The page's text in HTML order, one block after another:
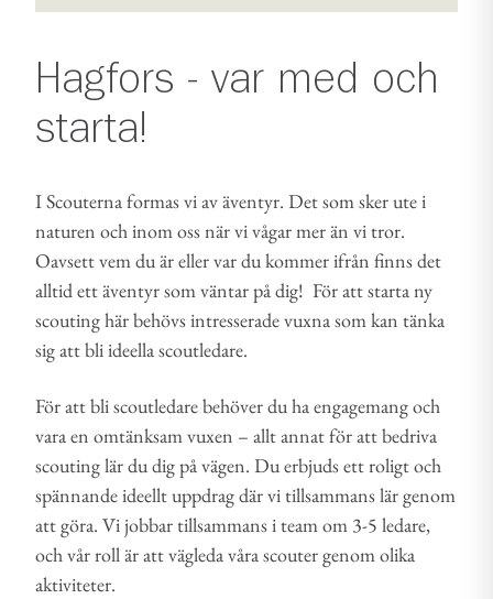
Hagfors - var med och
starta!
I Scouterna formas vi av äventyr. Det som sker ute i
naturen och inom oss när vi vågar mer än vi tror.
Oavsett vem du är eller var du kommer ifrån finns det
alltid ett äventyr som väntar på dig! För att starta ny
scouting här behövs intresserade vuxna som kan tänka
sig att bli ideella scoutledare.
För att bli scoutledare behöver du ha engagemang och
vara en omtänksam vuxen – allt annat för att bedriva
scouting lär du dig på vägen. Du erbjuds ett roligt och
spännande ideellt uppdrag där vi tillsammans lär genom
att göra. Vi jobbar tillsammans i team om 3-5 ledare,
och vår roll är att vägleda våra scouter genom olika
aktiviteter.